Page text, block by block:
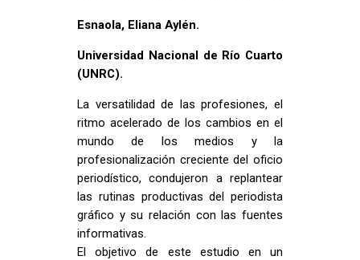
Esnaola, Eliana Aylén.
Universidad Nacional de Río Cuarto
(UNRC).
La versatilidad de las profesiones, el
ritmo acelerado de los cambios en el
mundo de los medios y la
profesionalización creciente del oficio
periodístico, condujeron a replantear
las rutinas productivas del periodista
gráfico y su relación con las fuentes
informativas.
El objetivo de este estudio en un